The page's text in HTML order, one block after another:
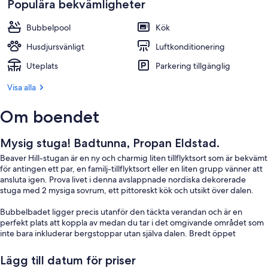
Populära bekvämligheter
Bubbelpool
Kök
Husdjursvänligt
Luftkonditionering
Uteplats
Parkering tillgänglig
Visa alla
Om boendet
Mysig stuga! Badtunna, Propan Eldstad.
Beaver Hill-stugan är en ny och charmig liten tillflyktsort som är bekvämt
för antingen ett par, en familj-tillflyktsort eller en liten grupp vänner att
ansluta igen. Prova livet i denna avslappnade nordiska dekorerade
stuga med 2 mysiga sovrum, ett pittoreskt kök och utsikt över dalen.
Bubbelbadet ligger precis utanför den täckta verandan och är en
perfekt plats att koppla av medan du tar i det omgivande området som
inte bara inkluderar bergstoppar utan själva dalen. Bredt öppet
i väntan på spänningen med att upptäcka en fotografering om det inte
räckte, se noga efter en glimt av det lokala djurlivet när de söker sin
Lägg till datum för priser